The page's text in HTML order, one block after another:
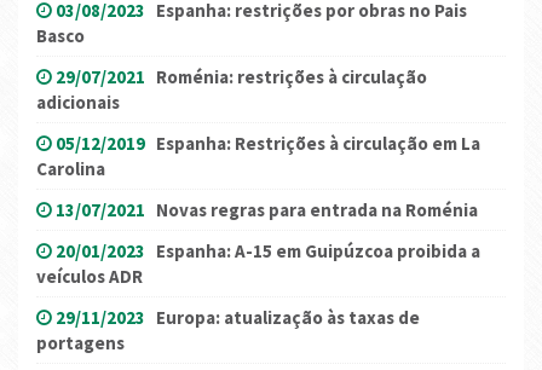
03/08/2023 Espanha: restrições por obras no Pais
Basco
29/07/2021 Roménia: restrições à circulação
adicionais
05/12/2019 Espanha: Restrições à circulação em La
Carolina
13/07/2021 Novas regras para entrada na Roménia
20/01/2023 Espanha: A-15 em Guipúzcoa proibida a
veículos ADR
29/11/2023 Europa: atualização às taxas de
portagens